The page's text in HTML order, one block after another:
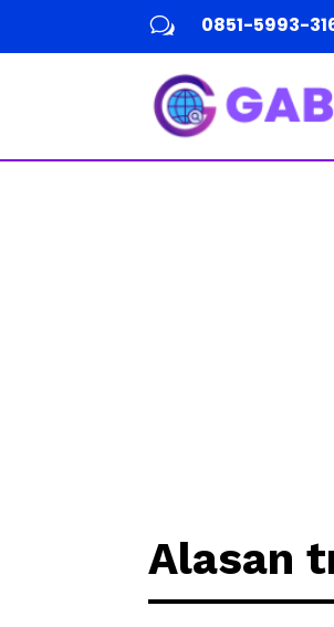
w 0851-5993-
Alasan